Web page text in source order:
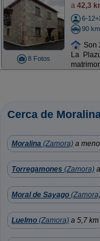
8 Fotos
a 42,3
6-
90
Son
La
Cerca de
Moralina (Zamora) a
Torregamones (Zamora)
Moral de Sayago
Luelmo (Zamora) a 5,7 km